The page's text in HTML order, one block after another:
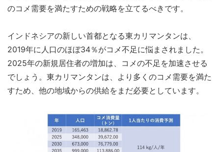
のコメ需要を満たすための戦略を立てるべきです。
インドネシアの新しい首都となる東カリマンタンは、
2019年に人口のほぼ34％がコメ不足に悩まされました。
2025年の新規居住者の増加は、コメの不足を加速させる
でしょう。東カリマンタンは、より多くのコメ需要を満た
すため、他の地域からの供給をまだ必要としています。